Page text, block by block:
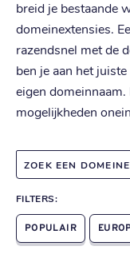
breid je bestaande
domeinextensies.
razendsnel met de
ben je aan het
eigen
mogelijkheden
ZOEK EEN
FILTERS:
POPULAIR